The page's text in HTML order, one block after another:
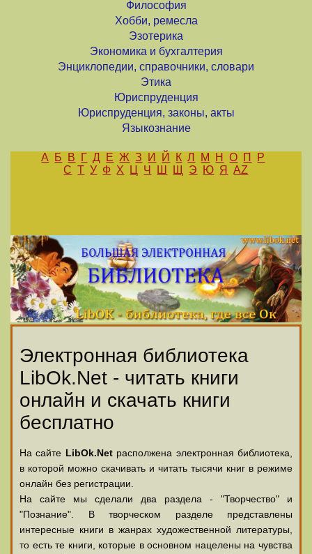
Философия
Хобби, ремесла
Эзотерика
Экономика и бухгалтерия
Энциклопедии, справочники, словари
Этика
Юриспруденция
Юриспруденция, законы, акты
Языкознание
А Б В Г Д Е Ж З И Й К Л М Н О П
Р
С Т У Ф Х Ц Ч Ш Щ Э Ю Я AZ
Электронная библиотека
LibOk.Net - читать книги
онлайн и скачать книги
бесплатно
На сайте LibOk.Netрасполжена электронная библиотека,
в которой можно скачивать и читать тысячи книг в режиме
онлайн без регистрации.
На сайте мы сделали два раздела - "Творчество" и
"Познание". В творческом разделе представлены
интересные книги в жанрах художественной литературы,
то есть те книги, которые в основном нацелены на чувства